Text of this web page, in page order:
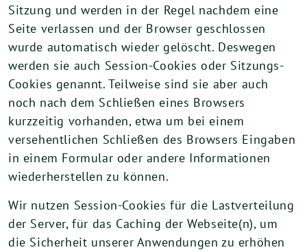
Sitzung und werden in der Regel nachdem eine
Seite verlassen und der Browser geschlossen
wurde automatisch wieder gelöscht. Deswegen
werden sie auch Session-Cookies oder Sitzungs-
Cookies genannt. Teilweise sind sie aber auch
noch nach dem Schließen eines Browsers
kurzzeitig vorhanden, etwa um bei einem
versehentlichen Schließen des Browsers Eingaben
in einem Formular oder andere Informationen
wiederherstellen zu können.
Wir nutzen Session-Cookies für die Lastverteilung
der Server, für das Caching der Webseite(n), um
die Sicherheit unserer Anwendungen zu erhöhen